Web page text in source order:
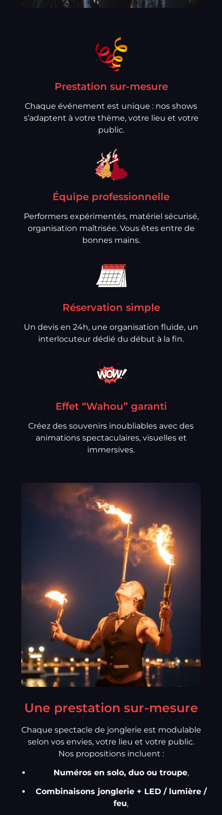
Prestation sur-mesure
Chaque événement est unique : nos shows
s’adaptent à votre thème, votre lieu et votre
public.
Équipe professionnelle
Performers expérimentés, matériel sécurisé,
organisation maîtrisée. Vous êtes entre de
bonnes mains.
Réservation simple
Un devis en 24h, une organisation fluide, un
interlocuteur dédié du début à la fin.
Effet “Wahou” garanti
Créez des souvenirs inoubliables avec des
animations spectaculaires, visuelles et
immersives.
Une prestation sur-mesure
Chaque spectacle de jonglerie est modulable
selon vos envies, votre lieu et votre public.
Nos propositions incluent :
Numéros en solo, duo ou troupe,
Combinaisons jonglerie + LED / lumière /
feu,